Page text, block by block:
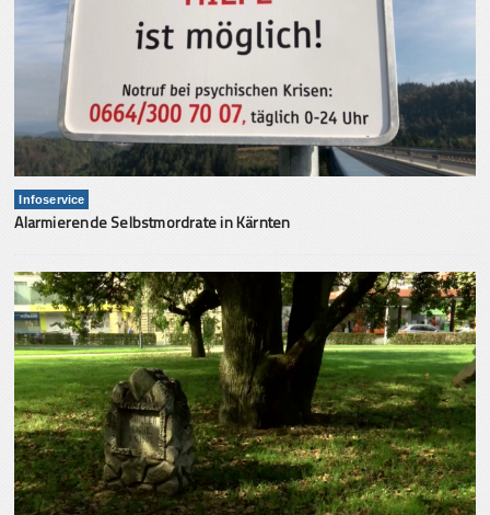
Infoservice
Alarmierende Selbstmordrate in Kärnten